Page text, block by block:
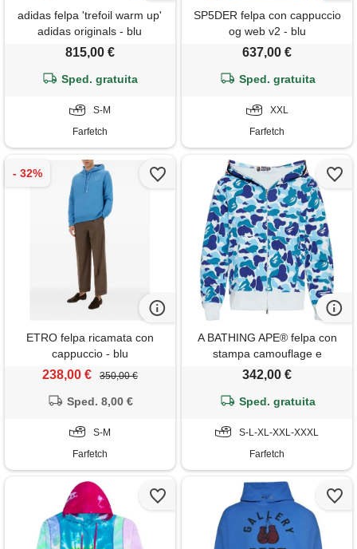
adidas felpa 'trefoil warm up'
adidas originals - blu
815,00 €
Sped. gratuita
S-M
Farfetch
SP5DER felpa con cappuccio
og web v2 - blu
637,00 €
Sped. gratuita
XXL
Farfetch
ETRO felpa ricamata con
cappuccio - blu
238,00 € 350,00 €
Sped. 8,00 €
S-M
Farfetch
A BATHING APE® felpa con
stampa camouflage e
cappuccio - blu
342,00 €
Sped. gratuita
S-L-XL-XXL-XXXL
Farfetch